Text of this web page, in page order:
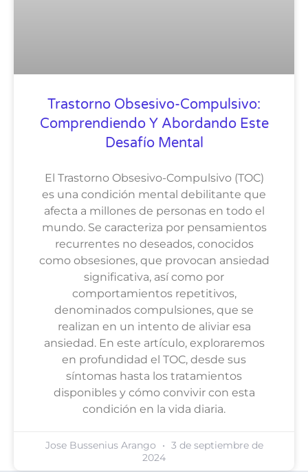
Trastorno Obsesivo-Compulsivo:
Comprendiendo Y Abordando Este
Desafío Mental
El Trastorno Obsesivo-Compulsivo (TOC)
es una condición mental debilitante que
afecta a millones de personas en todo el
mundo. Se caracteriza por pensamientos
recurrentes no deseados, conocidos
como obsesiones, que provocan ansiedad
significativa, así como por
comportamientos repetitivos,
denominados compulsiones, que se
realizan en un intento de aliviar esa
ansiedad. En este artículo, exploraremos
en profundidad el TOC, desde sus
síntomas hasta los tratamientos
disponibles y cómo convivir con esta
condición en la vida diaria.
Jose Bussenius Arango
3 de septiembre de
2024